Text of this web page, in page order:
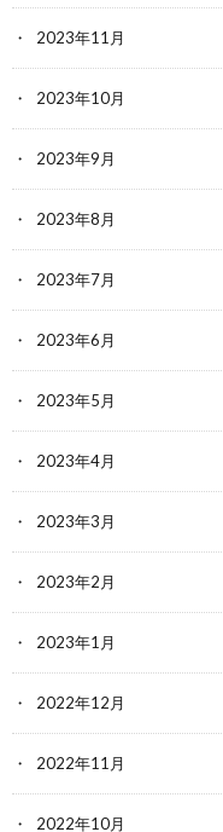
2023年11月
2023年10月
2023年9月
2023年8月
2023年7月
2023年6月
2023年5月
2023年4月
2023年3月
2023年2月
2023年1月
2022年12月
2022年11月
2022年10月